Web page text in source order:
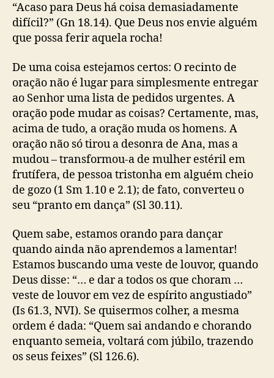
“Acaso para Deus há coisa demasiadamente
difícil?” (Gn 18.14). Que Deus nos envie alguém
que possa ferir aquela rocha!
De uma coisa estejamos certos: O recinto de
oração não é lugar para simplesmente entregar
ao Senhor uma lista de pedidos urgentes. A
oração pode mudar as coisas? Certamente, mas,
acima de tudo, a oração muda os homens. A
oração não só tirou a desonra de Ana, mas a
mudou – transformou-a de mulher estéril em
frutífera, de pessoa tristonha em alguém cheio
de gozo (1 Sm 1.10 e 2.1); de fato, converteu o
seu “pranto em dança” (Sl 30.11).
Quem sabe, estamos orando para dançar
quando ainda não aprendemos a lamentar!
Estamos buscando uma veste de louvor, quando
Deus disse: “… e dar a todos os que choram …
veste de louvor em vez de espírito angustiado”
(Is 61.3, NVI). Se quisermos colher, a mesma
ordem é dada: “Quem sai andando e chorando
enquanto semeia, voltará com júbilo, trazendo
os seus feixes” (Sl 126.6).